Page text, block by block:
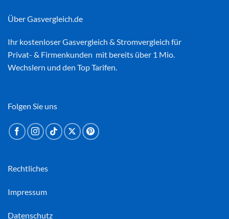
Über Gasvergleich.de
Ihr kostenloserGasvergleich & Stromvergleich für
Privat- & Firmenkunden mit bereits über 1 Mio.
Wechslern und den Top Tarifen.
Rechtliches
Impressum
Datenschutz
Folgen Sie uns